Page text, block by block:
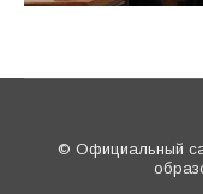
© Официальный